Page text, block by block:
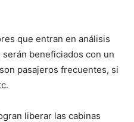
que entran en análisis
beneficiados con un
pasajeros frecuentes, si
liberar las cabinas